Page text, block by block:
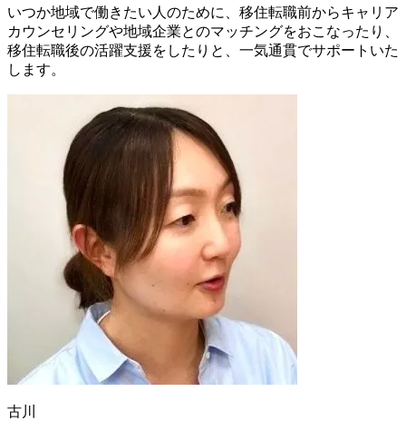
いつか地域で働きたい人のために、 移住転職前からキャリア
カウンセリングや地域企業とのマッチングをおこなったり、
移住転職後の活躍支援をしたりと、一気通貫でサポートいた
します。
古川